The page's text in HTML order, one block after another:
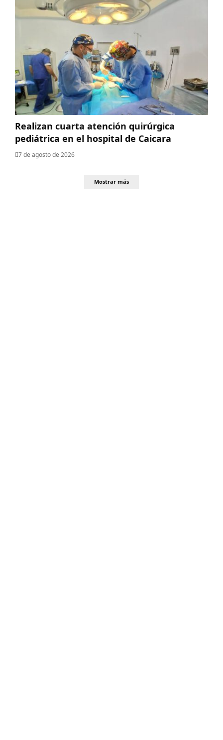
Realizan cuarta atención quirúrgica
pediátrica en el hospital de Caicara
7 de agosto de 2026
Mostrar más